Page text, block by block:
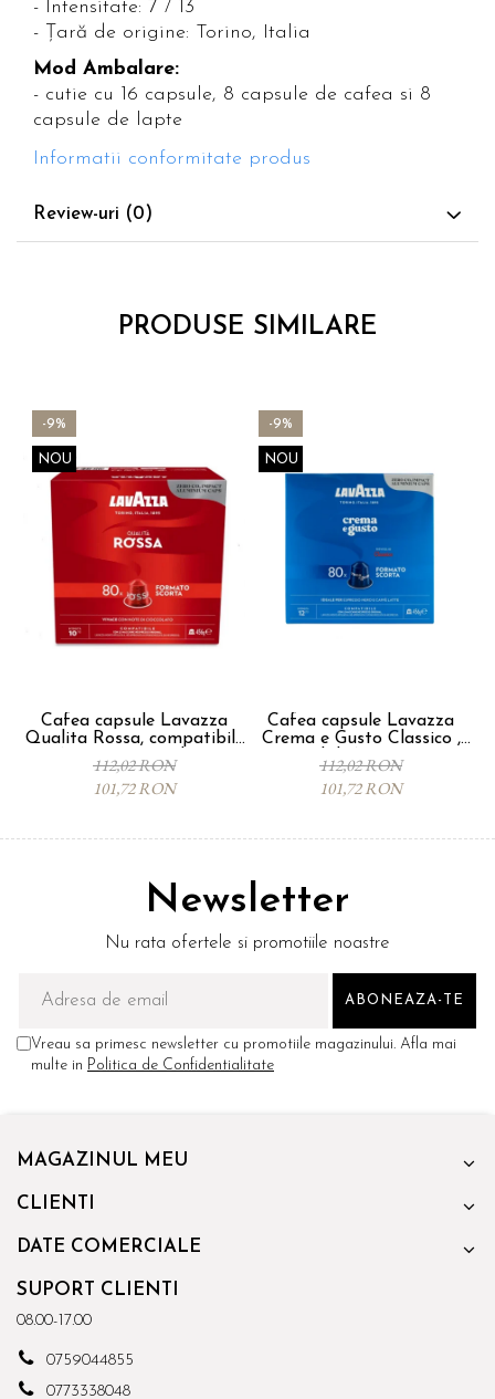
- Intensitate: 7 / 13
- Țară de origine: Torino, Italia
Mod Ambalare:
- cutie cu 16 capsule, 8 capsule de cafea si 8
capsule de lapte
Informatii conformitate produs
Review-uri (0)
PRODUSE SIMILARE
-9%
NOU
Cafea capsule Lavazza
Qualita Rossa, compatibile
Nespresso, 80 buc
112,02 RON
101,72 RON
-9%
NOU
Cafea capsule Lavazza
Crema e Gusto Classico ,
compatibile Nespresso, 80
buc
112,02 RON
101,72 RON
Newsletter
Nu rata ofertele si promotiile noastre
Vreau sa primesc newsletter cu promotiile magazinului. Afla mai
multe in Politica de Confidentialitate
MAGAZINUL MEU
CLIENTI
DATE COMERCIALE
SUPORT CLIENTI
08.00-17.00
0759044855
0773338048